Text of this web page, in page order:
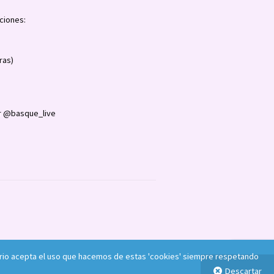
acepta el uso que hacemos de estas 'cookies' siempre respetando
Descartar